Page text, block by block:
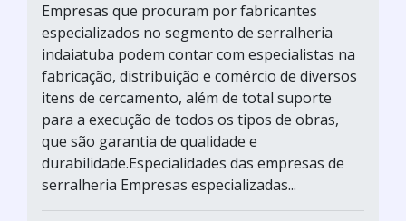
Empresas que procuram por fabricantes
especializados no segmento de serralheria
indaiatuba podem contar com especialistas na
fabricação, distribuição e comércio de diversos
itens de cercamento, além de total suporte
para a execução de todos os tipos de obras,
que são garantia de qualidade e
durabilidade.Especialidades das empresas de
serralheria Empresas especializadas...